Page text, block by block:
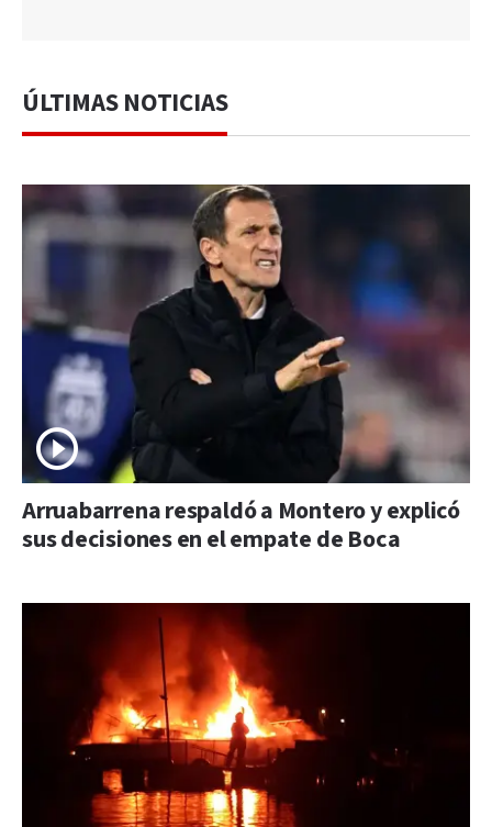
ÚLTIMAS NOTICIAS
Arruabarrena respaldó a Montero y explicó
sus decisiones en el empate de Boca